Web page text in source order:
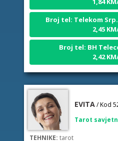
Broj tel: Telekom Srp.
2,45
Broj tel: BH
2,42
TEHNIKE:tarot